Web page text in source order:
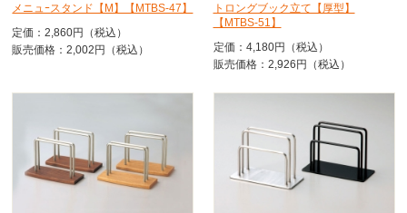
メニュｰスタンド【M】【MTBS-47】
定価：2,860円（税込）
販売価格：2,002円（税込）
トロングブック立て【厚型】
【MTBS-51】
定価：4,180円（税込）
販売価格：2,926円（税込）